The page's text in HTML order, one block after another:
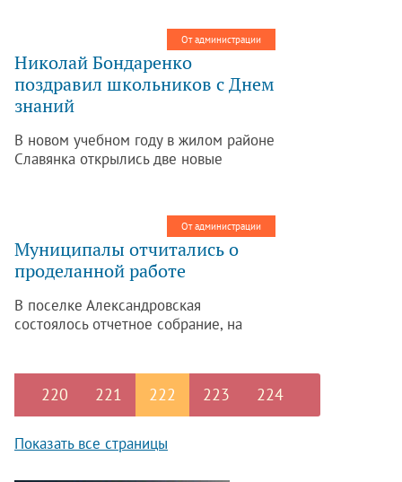
От администрации
Николай Бондаренко
поздравил школьников с Днем
знаний
В новом учебном году в жилом районе
Славянка открылись две новые
От администрации
Муниципалы отчитались о
проделанной работе
В поселке Александровская
состоялось отчетное собрание, на
2014 года.
220 221 222 223 224
Показать все страницы